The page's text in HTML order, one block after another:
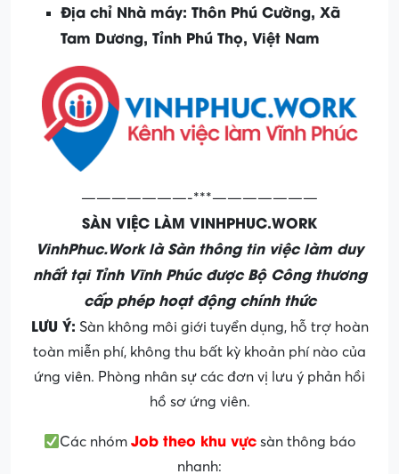
Địa chỉ Nhà máy: Thôn Phú Cường, Xã
Tam Dương, Tỉnh Phú Thọ, Việt Nam
———————-***———————
SÀN VIỆC LÀM VINHPHUC.WORK
VinhPhuc.Work là Sàn thông tin việc làm duy
nhất tại Tỉnh Vĩnh Phúc được Bộ Công thương
cấp phép hoạt động chính thức
LƯU Ý: Sàn không môi giới tuyển dụng, hỗ trợ hoàn
toàn miễn phí, không thu bất kỳ khoản phí nào của
ứng viên. Phòng nhân sự các đơn vị lưu ý phản hồi
hồ sơ ứng viên.
Các nhóm Job theo khu vựcsàn thông báo
nhanh: